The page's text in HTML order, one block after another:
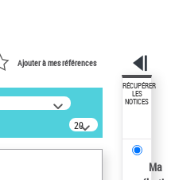
Ajouter à mes références
20
résultats/page
RÉCUPÉRER
LES
NOTICES
Ma